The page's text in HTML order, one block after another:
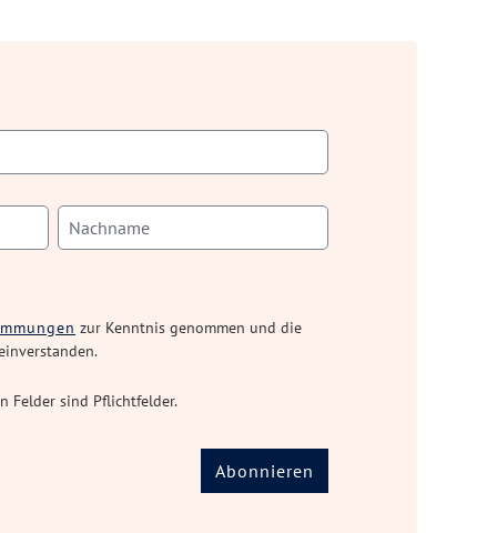
zur Kenntnis genommen und die
Felder sind Pflichtfelder.
Abonnieren